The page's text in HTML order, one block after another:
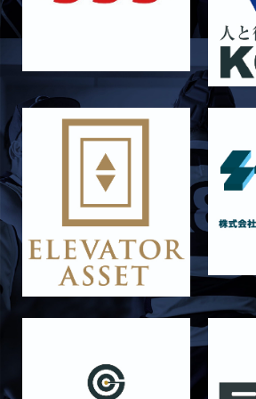
5月9日 立命ラグビー祭 メンバ
5月4日 定期戦 中央大学 メン
2026/05/02
試合情報
5月3日 筑波大学 メンバー表
2026/04/25
4月26日 亀岡ラグビー祭 同志
2026/04/11
試合情報
4月12日 天理大学AB メンバー
2025/12/12
試合情報
12月13日 大阪体育大学 メンバ
試合情報
11月30日 同志社大学 メンバー
2025/11/28
11月29日 同志社大学Jr.Col戦